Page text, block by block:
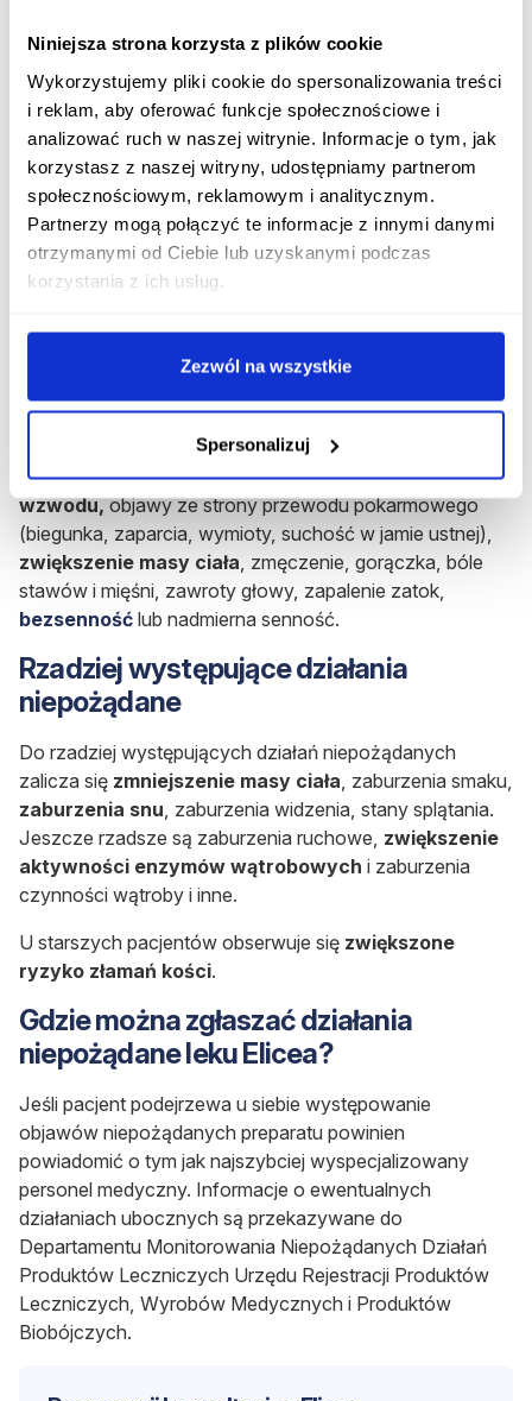
Niniejsza strona korzysta z plików cookie
Wykorzystujemy pliki cookie do spersonalizowania treści
i reklam, aby oferować funkcje społecznościowe i
analizować ruch w naszej witrynie. Informacje o tym, jak
korzystasz z naszej witryny, udostępniamy partnerom
społecznościowym, reklamowym i analitycznym.
Partnerzy mogą połączyć te informacje z innymi danymi
otrzymanymi od Ciebie lub uzyskanymi podczas
korzystania z ich usług.
Zezwól na wszystkie
Spersonalizuj
Dawka maksymalna produktu Elicea
Maksymalna dawka dobowa to 20 mg.
Rozpocznij konsultację z Elicea
Otrzymaj konsultację lekarską na ten lek bez
wychodzenia z domu.
Rozpocznij konsultację
Najczęstsze działania niepożądane
występowanienudności. Elicea może powodować
działania niepożądane takie jakniepokój
zaburzenia łaknienia,zaburzenia libido,zaburzenia
wzwodu,objawy ze strony przewodu pokarmowego
(biegunka, zaparcia, wymioty, suchość w jamie ustnej),
zwiększenie masy ciała , zmęczenie, gorączka, bóle
stawów i mięśni, zawroty głowy, zapalenie zatok,
bezsenność lub nadmierna senność.
Rzadziej występujące działania
niepożądane
Do rzadziej występujących działań niepożądanych
zalicza się zmniejszenie masy ciała , zaburzenia smaku,
zaburzenia snu , zaburzenia widzenia, stany splątania.
Jeszcze rzadsze są zaburzenia ruchowe, zwiększenie
aktywności enzymów wątrobowych i zaburzenia
czynności wątroby i inne.
U starszych pacjentów obserwuje się zwiększone
ryzyko złamań kości.
Gdzie można zgłaszać działania
niepożądane leku Elicea?
Jeśli pacjent podejrzewa u siebie występowanie
objawów niepożądanych preparatu powinien
powiadomić o tym jak najszybciej wyspecjalizowany
personel medyczny. Informacje o ewentualnych
działaniach ubocznych są przekazywane do
Departamentu Monitorowania Niepożądanych Działań
Produktów Leczniczych Urzędu Rejestracji Produktów
Leczniczych, Wyrobów Medycznych i Produktów
Biobójczych.